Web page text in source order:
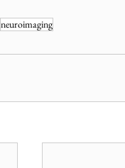
neuroimaging